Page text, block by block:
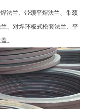
法兰、带颈平焊法兰、带颈
、对焊环板式松套法兰、平
。